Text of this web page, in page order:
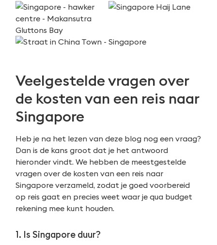
Veelgestelde vragen over
de kosten van een reis naar
Singapore
Heb je na het lezen van deze blog nog een vraag?
Dan is de kans groot dat je het antwoord
hieronder vindt. We hebben de meestgestelde
vragen over de kosten van een reis naar
Singapore verzameld, zodat je goed voorbereid
op reis gaat en precies weet waar je qua budget
rekening mee kunt houden.
1. Is Singapore duur?